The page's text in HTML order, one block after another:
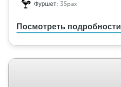
Фуршет:35pax
Посмотреть подробности